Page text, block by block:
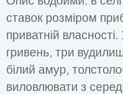
ставок розміром
приватній
гривень, три
білий амур,
виловлювати з